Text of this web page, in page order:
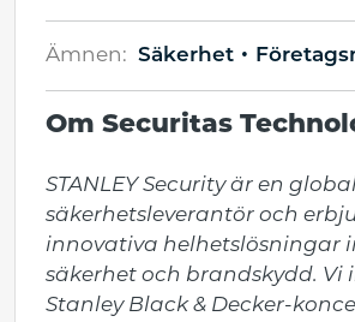
Ämnen: Säkerhet
Om Securitas
STANLEY Security är en global
säkerhetsleverantör och
innovativa helhetslösningar
säkerhet och brandskydd. Vi
Stanley Black & Decker-